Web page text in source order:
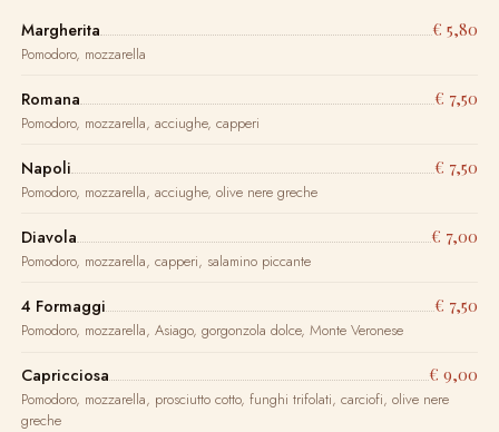
Margherita € 5,80
Pomodoro, mozzarella
Romana € 7,50
Pomodoro, mozzarella, acciughe, capperi
Napoli € 7,50
Pomodoro, mozzarella, acciughe, olive nere greche
Diavola € 7,00
Pomodoro, mozzarella, capperi, salamino piccante
4 Formaggi € 7,50
Pomodoro, mozzarella, Asiago, gorgonzola dolce, Monte Veronese
Capricciosa € 9,00
Pomodoro, mozzarella, prosciutto cotto, funghi trifolati, carciofi, olive nere
greche